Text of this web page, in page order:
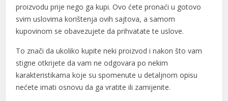
Panel
Panel
Panel
Panel
Panel
proizvodu prije nego ga kupi. Ovo ćete pronaći u gotovo
svim uslovima korištenja ovih sajtova, a samom
kupovinom se obavezujete da prihvatate te uslove.
To znači da ukoliko kupite neki proizvod i nakon što vam
stigne otkrijete da vam ne odgovara po nekim
karakteristikama koje su spomenute u detaljnom opisu
nećete imati osnovu da ga vratite ili zamijenite.